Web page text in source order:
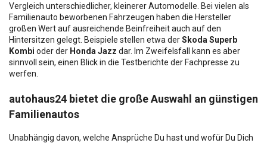
Vergleich unterschiedlicher, kleinerer Automodelle. Bei vielen als
Familienauto beworbenen Fahrzeugen haben die Hersteller
großen Wert auf ausreichende Beinfreiheit auch auf den
Hintersitzen gelegt. Beispiele stellen etwa derSkoda Superb
Kombi oder der Honda Jazz dar. Im Zweifelsfall kann es aber
sinnvoll sein, einen Blick in die Testberichte der Fachpresse zu
werfen.
autohaus24 bietet die große Auswahl an günstigen
Familienautos
Unabhängig davon, welche Ansprüche Du hast und wofür Du Dich